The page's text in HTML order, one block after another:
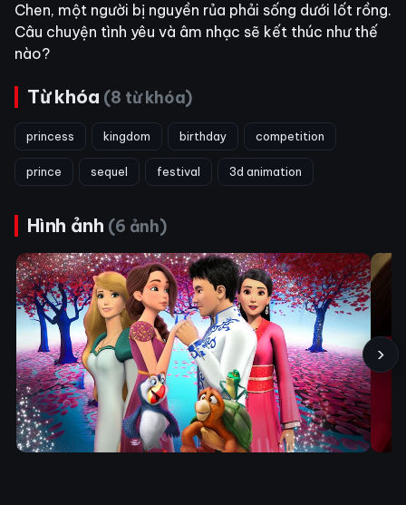
Chen, một người bị nguyền rủa phải sống dưới lốt rồng.
Câu chuyện tình yêu và âm nhạc sẽ kết thúc như thế
nào?
Từ khóa (8 từ khóa)
princess kingdom birthday competition
prince sequel festival 3d animation
Hình ảnh (6 ảnh)
›